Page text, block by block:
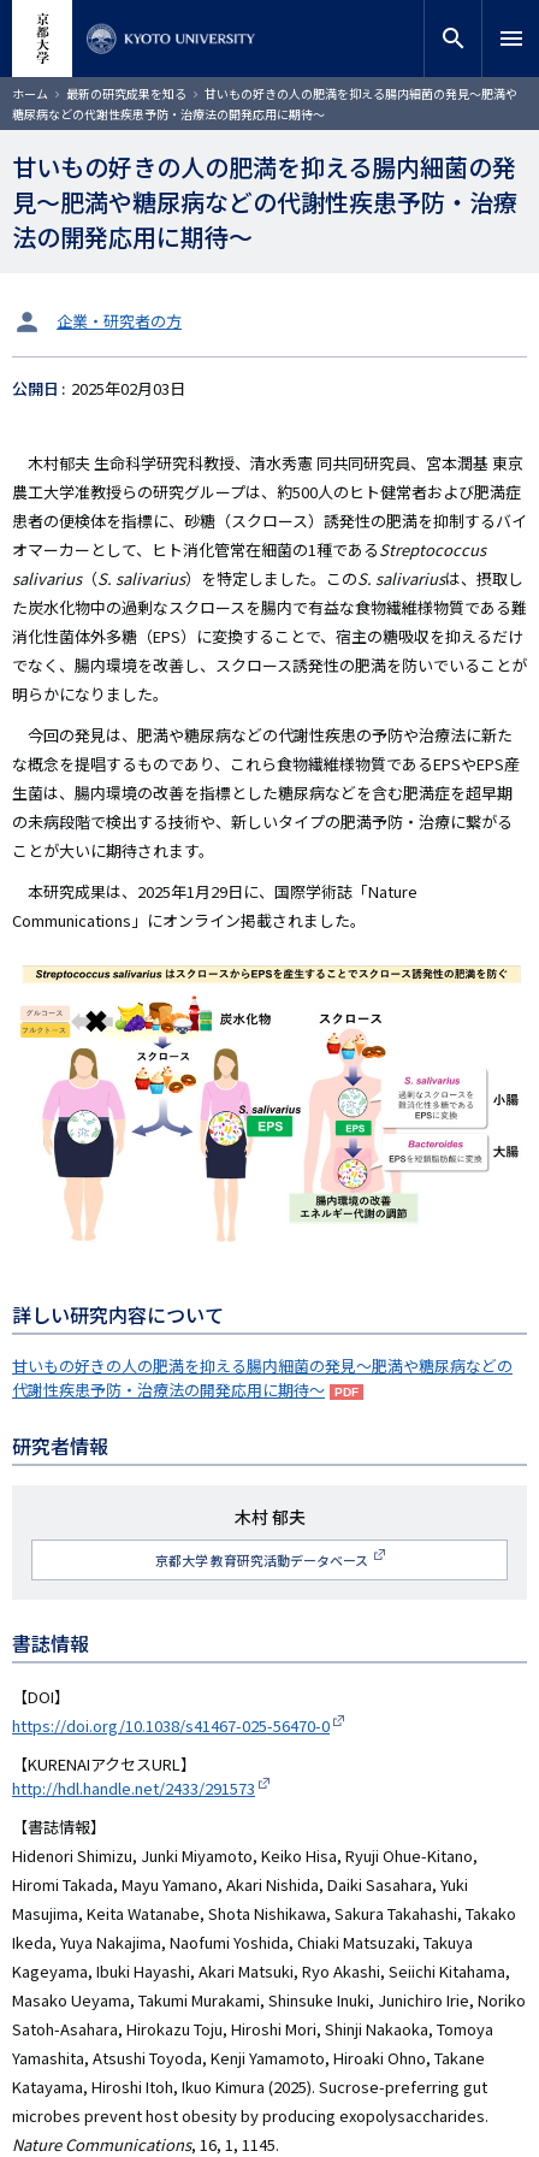
コ
ン
テ
ン
移
動
サイト内検索
検索
search menu
ホーム 最新の研究成果を知る
甘いもの好きの人の肥満を抑える腸内細菌の発見～肥満や
糖尿病などの代謝性疾患予防・治療法の開発応用に期待～
甘いもの好きの人の肥満を抑える腸内細菌の発
見～肥満や糖尿病などの代謝性疾患予防・治療
法の開発応用に期待～
タ
ッ
企業・研究者の方
公開日 2025年02月03日
木村郁夫 生命科学研究科教授、清水秀憲 同共同研究員、宮本潤基 東京
農工大学准教授らの研究グループは、約500人のヒト健常者および肥満症
患者の便検体を指標に、砂糖（スクロース）誘発性の肥満を抑制するバイ
オマーカーとして、ヒト消化管常在細菌の1種であるStreptococcus
salivarius（S. salivarius）を特定しました。このS. salivariusは、摂取し
た炭水化物中の過剰なスクロースを腸内で有益な食物繊維様物質である難
消化性菌体外多糖（EPS）に変換することで、宿主の糖吸収を抑えるだけ
でなく、腸内環境を改善し、スクロース誘発性の肥満を防いでいることが
明らかになりました。
今回の発見は、肥満や糖尿病などの代謝性疾患の予防や治療法に新た
な概念を提唱するものであり、これら食物繊維様物質であるEPSやEPS産
生菌は、腸内環境の改善を指標とした糖尿病などを含む肥満症を超早期
の未病段階で検出する技術や、新しいタイプの肥満予防・治療に繋がる
ことが大いに期待されます。
本研究成果は、2025年1月29日に、国際学術誌「Nature
Communications」にオンライン掲載されました。
詳しい研究内容について
甘いもの好きの人の肥満を抑える腸内細菌の発見～肥満や糖尿病などの
代謝性疾患予防・治療法の開発応用に期待～
研究者情報
研
究
者
木村 郁夫
京都大学 教育研究活動データベース
書誌情報
【DOI】
https://doi.org/10.1038/s41467-025-56470-0
【KURENAIアクセスURL】
http://hdl.handle.net/2433/291573
【書誌情報】
Hidenori Shimizu, Junki Miyamoto, Keiko Hisa, Ryuji Ohue-Kitano,
Hiromi Takada, Mayu Yamano, Akari Nishida, Daiki Sasahara, Yuki
Masujima, Keita Watanabe, Shota Nishikawa, Sakura Takahashi, Takako
Ikeda, Yuya Nakajima, Naofumi Yoshida, Chiaki Matsuzaki, Takuya
Kageyama, Ibuki Hayashi, Akari Matsuki, Ryo Akashi, Seiichi Kitahama,
Masako Ueyama, Takumi Murakami, Shinsuke Inuki, Junichiro Irie, Noriko
Satoh-Asahara, Hirokazu Toju, Hiroshi Mori, Shinji Nakaoka, Tomoya
Yamashita, Atsushi Toyoda, Kenji Yamamoto, Hiroaki Ohno, Takane
Katayama, Hiroshi Itoh, Ikuo Kimura (2025). Sucrose-preferring gut
microbes prevent host obesity by producing exopolysaccharides.
Nature Communications, 16, 1, 1145.